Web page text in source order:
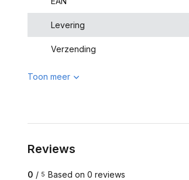
Levering
Verzending
Toon meer
Reviews
0 / 5 Based on 0 reviews